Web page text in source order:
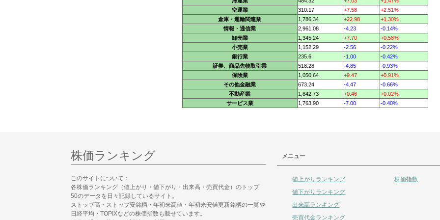
空運業
310.17 +7.58
+2.51%
倉庫・運輸関連業
1,786.34 +22.98
+1.30%
情報・通信業
2,961.08 -4.23
-0.14%
卸売業
1,345.24 +7.70
+0.58%
小売業
1,152.29 -2.56
-0.22%
銀行業
235.6 -1.00
-0.42%
証券、商品先物取引業
518.28 -4.85
-0.93%
保険業
1,050.64 +9.47
+0.91%
その他金融業
673.24 -4.47
-0.66%
不動産業
1,842.73 +0.46
+0.02%
サービス業
1,763.90 -7.00 -0.40%
株価ランキング
このサイトについて：
各株価ランキング（値上がり・値下がり・出来高・売買代金）のトップ
50のデータを日々記録しているサイト。
ストップ高・ストップ安銘柄・年初来高値・年初来安値更新銘柄の一覧や
日経平均・TOPIXなどの株価指数も載せています。
メニュー
値上がりランキング
値下がりランキング
出来高ランキング
売買代金ランキング
株価指数